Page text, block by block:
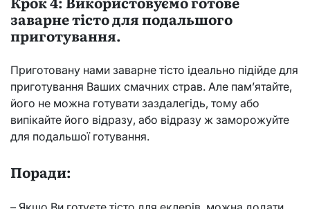
заварне тісто для подальшого
приготування.
Приготовану нами заварне тісто ідеально підійде для
приготування Ваших смачних страв. Але пам’ятайте,
його не можна готувати заздалегідь, тому або
випікайте його відразу, або відразу ж заморожуйте
для подальшої готування.
Поради: